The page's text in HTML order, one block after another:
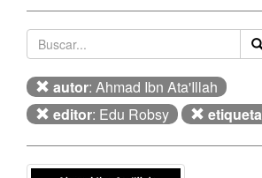
autor: Ahmad Ibn Ata'Illah
editor: Edu Robsy etiqueta